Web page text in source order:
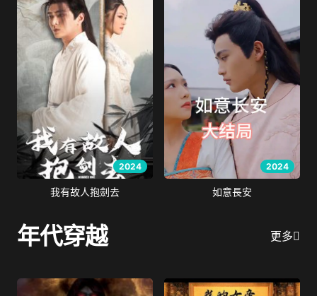
2024
我有故人抱劍去
2024
如意長安
年代穿越 更多